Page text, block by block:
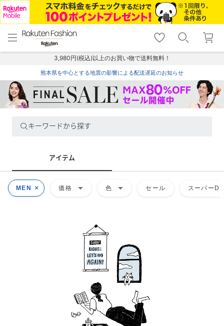
menu home
トップ
shopping_cart lock_outline
ログイン
3,980円(税込)以上のお買い物で送料無料！
熊本県を中心とする地震の影響による配送遅延のお知らせ
キーワードから探す
アイテム
MEN 価格 arrow_drop_down 色 arrow_drop_down セール スーパー